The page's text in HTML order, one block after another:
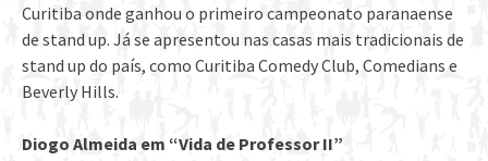
Curitiba onde ganhou o primeiro campeonato paranaense
de stand up. Já se apresentou nas casas mais tradicionais de
stand up do país, como Curitiba Comedy Club, Comedians e
Beverly Hills.
Diogo Almeida em “Vida de Professor II”